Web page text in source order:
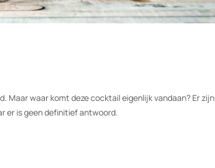
Maar waar komt deze cocktail eigenlijk vandaan? Er zijn
er is geen definitief antwoord.